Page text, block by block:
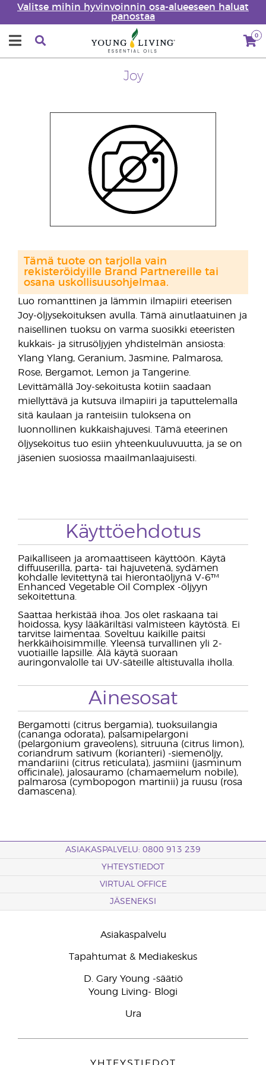
Valitse mihin hyvinvoinnin osa-alueeseen haluat
panostaa
0
Joy
Luo romanttinen ja lämmin ilmapiiri eteerisen
Joy-öljysekoituksen avulla. Tämä ainutlaatuinen ja
naisellinen tuoksu on varma suosikki eteeristen
kukkais- ja sitrusöljyjen yhdistelmän ansiosta:
Ylang Ylang, Geranium, Jasmine, Palmarosa,
Rose, Bergamot, Lemon ja Tangerine.
Levittämällä Joy-sekoitusta kotiin saadaan
miellyttävä ja kutsuva ilmapiiri ja taputtelemalla
sitä kaulaan ja ranteisiin tuloksena on
luonnollinen kukkaishajuvesi. Tämä eteerinen
öljysekoitus tuo esiin yhteenkuuluvuutta, ja se on
jäsenien suosiossa maailmanlaajuisesti.
Tämä tuote on tarjolla vain
rekisteröidyille Brand Partnereille tai
osana uskollisuusohjelmaa.
Käyttöehdotus
Paikalliseen ja aromaattiseen käyttöön. Käytä
diffuuserilla, parta- tai hajuvetenä, sydämen
kohdalle levitettynä tai hierontaöljynä V-6™
Enhanced Vegetable Oil Complex -öljyyn
sekoitettuna.
Saattaa herkistää ihoa. Jos olet raskaana tai
hoidossa, kysy lääkäriltäsi valmisteen käytöstä. Ei
tarvitse laimentaa. Soveltuu kaikille paitsi
herkkäihoisimmille. Yleensä turvallinen yli 2-
vuotiaille lapsille. Älä käytä suoraan
auringonvalolle tai UV-säteille altistuvalla iholla.
Ainesosat
Bergamotti (citrus bergamia), tuoksuilangia
(cananga odorata), palsamipelargoni
(pelargonium graveolens), sitruuna (citrus limon),
coriandrum sativum (korianteri) -siemenöljy,
mandariini (citrus reticulata), jasmiini (jasminum
officinale), jalosauramo (chamaemelum nobile),
palmarosa (cymbopogon martinii) ja ruusu (rosa
damascena).
ASIAKASPALVELU: 0800 913 239
YHTEYSTIEDOT
VIRTUAL OFFICE
JÄSENEKSI
Asiakaspalvelu
Tapahtumat & Mediakeskus
D. Gary Young -säätiö
Young Living- Blogi
Ura